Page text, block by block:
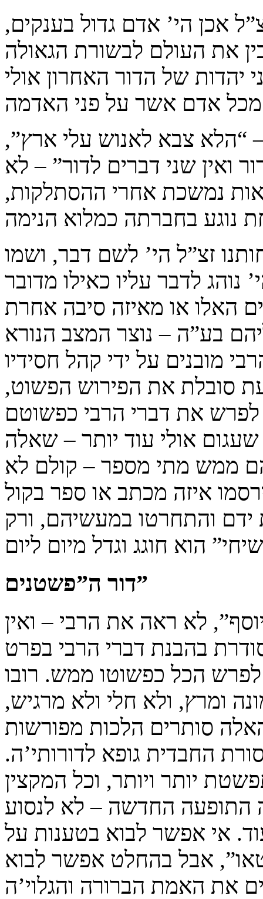
אכן הי’ אדם גדול בענקים,
את העולם לבשורת הגאולה
יהדות של הדור האחרון אולי
– “הלא צבא לאנוש עלי ארץ”,
ואין שני דברים לדור” – לא
נמשכת אחרי ההסתלקות,
זצ”ל הי’ לשם דבר, ושמו
נוהג לדבר עליו כאילו מדובר
האלו או מאיזה סיבה אחרת
בע”ה – נוצר המצב הנורא
מובנים על ידי קהל חסידיו
סובלת את הפירוש הפשוט,
לפרש את דברי הרבי כפשוטם
אולי עוד יותר – שאלה
ממש מתי מספר – קולם לא
איזה מכתב או ספר בקול
והתחרטו במעשיהם, ורק
דור ה”פשטנים”
לא ראה את הרבי – ואין
בהבנת דברי הרבי בפרט
לפרש הכל כפשוטו ממש. רובו
ומרץ, ולא חלי ולא מרגיש,
סותרים הלכות מפורשות
החבדית גופא לדורותי’ה.
יותר ויותר, וכל המקצין
התופעה החדשה – לא לנסוע
אי אפשר לבוא בטענות על
אבל בהחלט אפשר לבוא
את האמת הברורה והגלוי’ה